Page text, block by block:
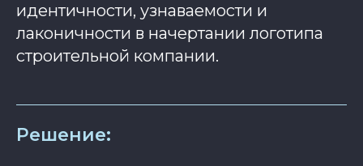
идентичности, узнаваемости и
лаконичности в начертании логотипа
строительной компании.
Решение: